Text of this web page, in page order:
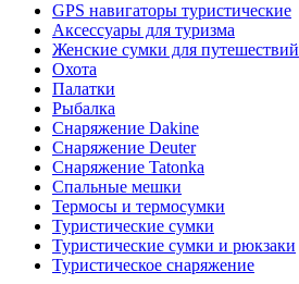
GPS навигаторы туристические
Аксессуары для туризма
Женские сумки для путешествий
Охота
Палатки
Рыбалка
Снаряжение Dakine
Снаряжение Deuter
Снаряжение Tatonka
Спальные мешки
Термосы и термосумки
Туристические сумки
Туристические сумки и рюкзаки
Туристическое снаряжение